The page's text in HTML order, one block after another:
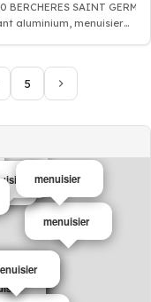
SAINT
aluminium, menuisier
5
menuisier
menuisier